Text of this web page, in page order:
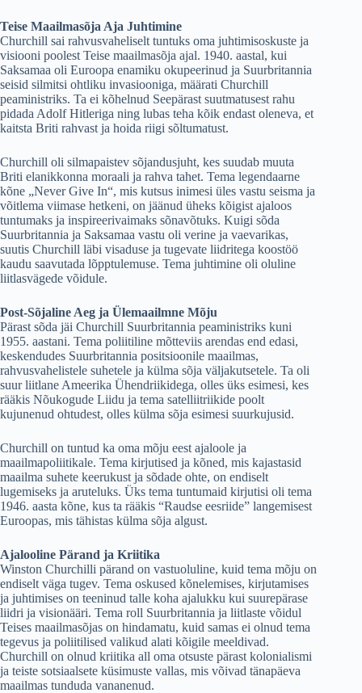
Teise Maailmasõja Aja Juhtimine
Churchill sai rahvusvaheliselt tuntuks oma juhtimisoskuste ja
visiooni poolest Teise maailmasõja ajal. 1940. aastal, kui
Saksamaa oli Euroopa enamiku okupeerinud ja Suurbritannia
seisid silmitsi ohtliku invasiooniga, määrati Churchill
peaministriks. Ta ei kõhelnud Seepärast suutmatusest rahu
pidada Adolf Hitleriga ning lubas teha kõik endast oleneva, et
kaitsta Briti rahvast ja hoida riigi sõltumatust.
Churchill oli silmapaistev sõjandusjuht, kes suudab muuta
Briti elanikkonna moraali ja rahva tahet. Tema legendaarne
kõne „Never Give In“, mis kutsus inimesi üles vastu seisma ja
võitlema viimase hetkeni, on jäänud üheks kõigist ajaloos
tuntumaks ja inspireerivaimaks sõnavõtuks. Kuigi sõda
Suurbritannia ja Saksamaa vastu oli verine ja vaevarikas,
suutis Churchill läbi visaduse ja tugevate liidritega koostöö
kaudu saavutada lõpptulemuse. Tema juhtimine oli oluline
liitlasvägede võidule.
Post-Sõjaline Aeg ja Ülemaailmne Mõju
Pärast sõda jäi Churchill Suurbritannia peaministriks kuni
1955. aastani. Tema poliitiline mõtteviis arendas end edasi,
keskendudes Suurbritannia positsioonile maailmas,
rahvusvahelistele suhetele ja külma sõja väljakutsetele. Ta oli
suur liitlane Ameerika Ühendriikidega, olles üks esimesi, kes
rääkis Nõukogude Liidu ja tema satelliitriikide poolt
kujunenud ohtudest, olles külma sõja esimesi suurkujusid.
Churchill on tuntud ka oma mõju eest ajaloole ja
maailmapoliitikale. Tema kirjutised ja kõned, mis kajastasid
maailma suhete keerukust ja sõdade ohte, on endiselt
lugemiseks ja aruteluks. Üks tema tuntumaid kirjutisi oli tema
1946. aasta kõne, kus ta rääkis “Raudse eesriide” langemisest
Euroopas, mis tähistas külma sõja algust.
Ajalooline Pärand ja Kriitika
Winston Churchilli pärand on vastuoluline, kuid tema mõju on
endiselt väga tugev. Tema oskused kõnelemises, kirjutamises
ja juhtimises on teeninud talle koha ajalukku kui suurepärase
liidri ja visionääri. Tema roll Suurbritannia ja liitlaste võidul
Teises maailmasõjas on hindamatu, kuid samas ei olnud tema
tegevus ja poliitilised valikud alati kõigile meeldivad.
Churchill on olnud kriitika all oma otsuste pärast kolonialismi
ja teiste sotsiaalsete küsimuste vallas, mis võivad tänapäeva
maailmas tunduda vananenud.